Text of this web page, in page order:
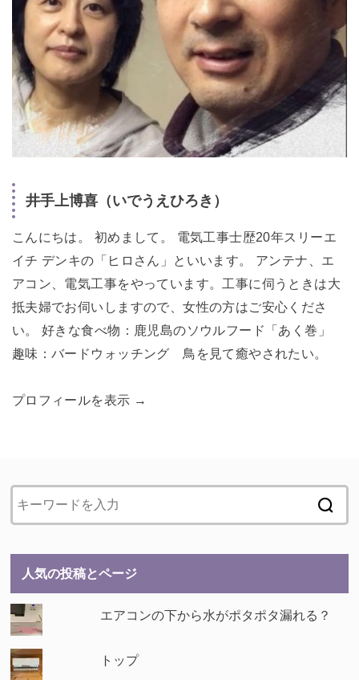
井手上博喜（いでうえひろき）
こんにちは。 初めまして。 電気工事士歴20年スリーエ
イチ デンキの「ヒロさん」といいます。 アンテナ、エ
アコン、電気工事をやっています。工事に伺うときは大
抵夫婦でお伺いしますので、女性の方はご安心くださ
い。 好きな食べ物：鹿児島のソウルフード「あく巻」
趣味：バードウォッチング 鳥を見て癒やされたい。
プロフィールを表示 →
人気の投稿とページ
エアコンの下から水がポタポタ漏れる？
トップ